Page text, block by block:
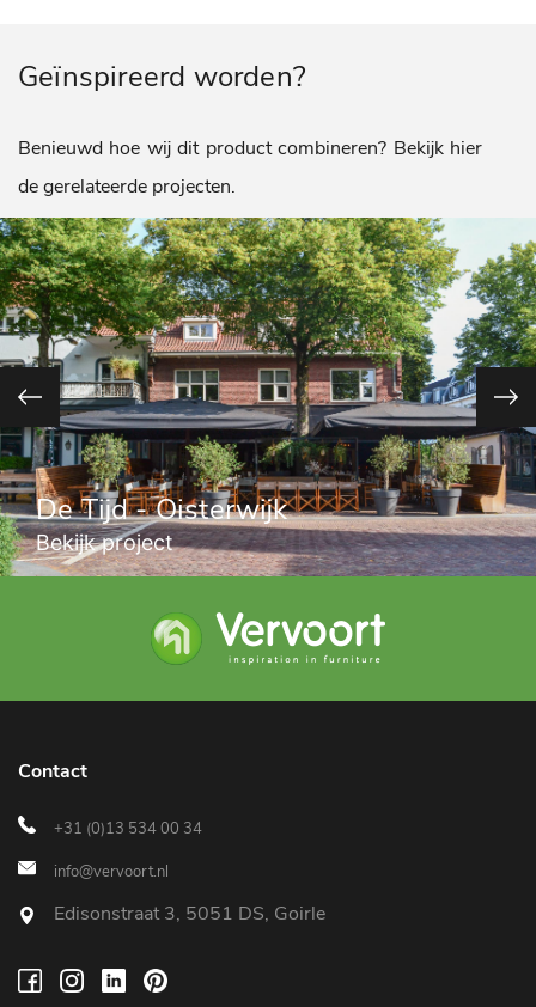
Geïnspireerd worden?
Benieuwd hoe wij dit product combineren? Bekijk hier
de gerelateerde projecten.
De Tijd - Oisterwijk
Bekijk project
Contact
+31 (0)13 534 00 34
info@vervoort.nl
Edisonstraat 3, 5051 DS, Goirle